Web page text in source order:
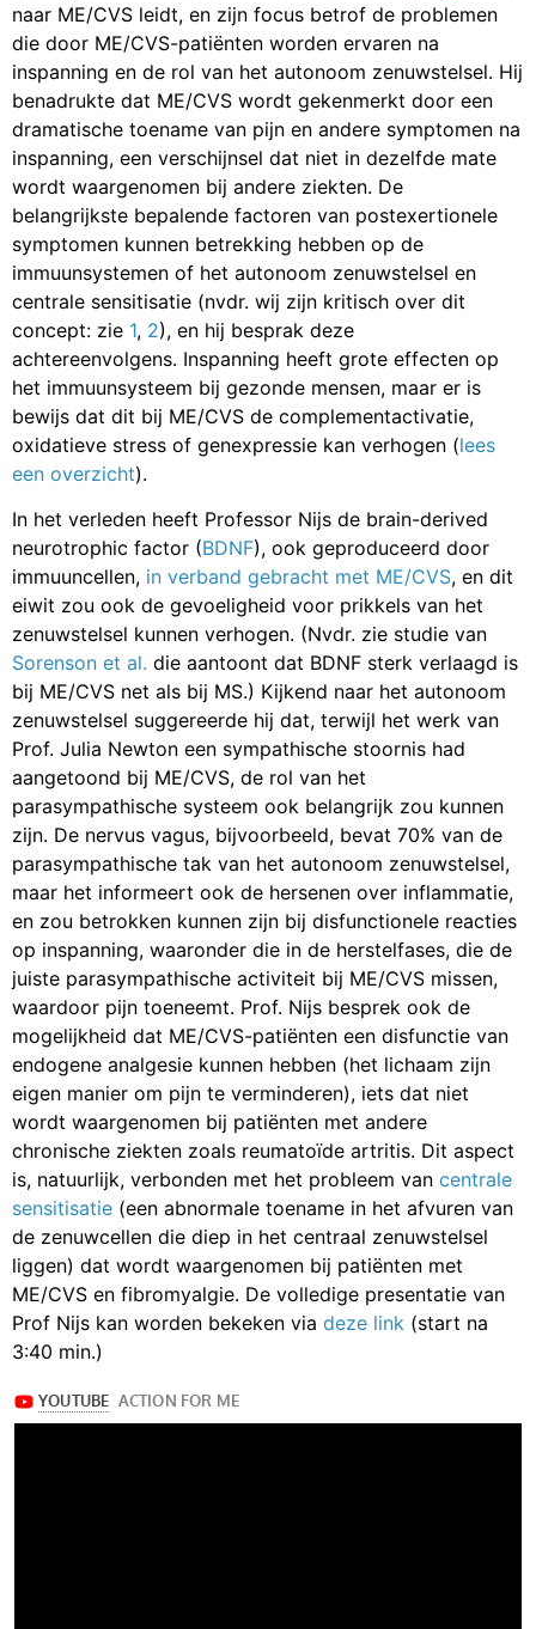
naar ME/CVS leidt, en zijn focus betrof de problemen
die door ME/CVS-patiënten worden ervaren na
inspanning en de rol van het autonoom zenuwstelsel. Hij
benadrukte dat ME/CVS wordt gekenmerkt door een
dramatische toename van pijn en andere symptomen na
inspanning, een verschijnsel dat niet in dezelfde mate
wordt waargenomen bij andere ziekten. De
belangrijkste bepalende factoren van postexertionele
symptomen kunnen betrekking hebben op de
immuunsystemen of het autonoom zenuwstelsel en
centrale sensitisatie (nvdr. wij zijn kritisch over dit
concept: zie 1, 2), en hij besprak deze
achtereenvolgens. Inspanning heeft grote effecten op
het immuunsysteem bij gezonde mensen, maar er is
bewijs dat dit bij ME/CVS de complementactivatie,
oxidatieve stress of genexpressie kan verhogen (lees
een overzicht).
In het verleden heeft Professor Nijs de brain-derived
neurotrophic factor (BDNF), ook geproduceerd door
immuuncellen, in verband gebracht met ME/CVS, en dit
eiwit zou ook de gevoeligheid voor prikkels van het
zenuwstelsel kunnen verhogen. (Nvdr. zie studie van
Sorenson et al. die aantoont dat BDNF sterk verlaagd is
bij ME/CVS net als bij MS.) Kijkend naar het autonoom
zenuwstelsel suggereerde hij dat, terwijl het werk van
Prof. Julia Newton een sympathische stoornis had
aangetoond bij ME/CVS, de rol van het
parasympathische systeem ook belangrijk zou kunnen
zijn. De nervus vagus, bijvoorbeeld, bevat 70% van de
parasympathische tak van het autonoom zenuwstelsel,
maar het informeert ook de hersenen over inflammatie,
en zou betrokken kunnen zijn bij disfunctionele reacties
op inspanning, waaronder die in de herstelfases, die de
juiste parasympathische activiteit bij ME/CVS missen,
waardoor pijn toeneemt. Prof. Nijs besprek ook de
mogelijkheid dat ME/CVS-patiënten een disfunctie van
endogene analgesie kunnen hebben (het lichaam zijn
eigen manier om pijn te verminderen), iets dat niet
wordt waargenomen bij patiënten met andere
chronische ziekten zoals reumatoïde artritis. Dit aspect
is, natuurlijk, verbonden met het probleem van centrale
sensitisatie (een abnormale toename in het afvuren van
de zenuwcellen die diep in het centraal zenuwstelsel
liggen) dat wordt waargenomen bij patiënten met
ME/CVS en fibromyalgie. De volledige presentatie van
Prof Nijs kan worden bekeken via deze link (start na
3:40 min.)